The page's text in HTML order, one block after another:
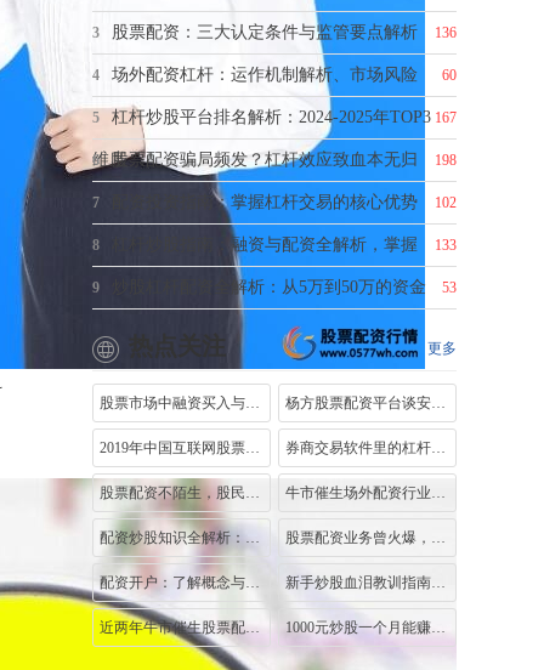
3 136
股票配资：三大认定条件与监管要点解析
4 60
场外配资杠杆：运作机制解析、市场风险
5 167
杠杆炒股平台排名解析：2024-2025年TOP3
维度
6 198
股票配资骗局频发？杠杆效应致血本无归
7 102
配资投资指南：掌握杠杆交易的核心优势
8 133
杠杆炒股指南：融资与配资全解析，掌握
9 53
炒股杠杆配资全解析：从5万到50万的资金
更多
热点关注
股票市场中融资买入与普通买入的区别， 杨方股票配资平台谈安全性要点，利息并
2019年中国互联网股票配资平台评级排名， 券商交易软件里的杠杆按钮暗藏玄机？一
股票配资不陌生，股民选配资公司不慎或 牛市催生场外配资行业迅猛发展，互联网
配资炒股知识全解析：所有权凭证、交易 股票配资业务曾火爆，P2P平台高杠杆吸客
配资开户：了解概念与运作方式，关注合 新手炒股血泪教训指南！先懂基础逻辑，
近两年牛市催生股票配资，如何区分正常 1000元炒股一个月能赚多少？这样操作收益